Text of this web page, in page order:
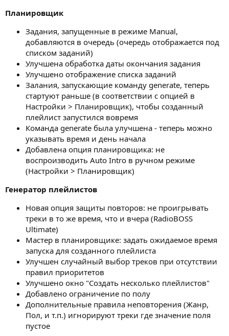
Планировщик
Задания, запущенные в режиме Manual,
добавляются в очередь (очередь отображается под
списком заданий)
Улучшена обработка даты окончания задания
Улучшено отображение списка заданий
Залания, запускающие команду generate, теперь
стартуют раньше (в соответствии с опцией в
Настройки > Планировщик), чтобы созданный
плейлист запустился вовремя
Команда generate была улучшена - теперь можно
указывать время и день начала
Добавлена опция планировщика: не
воспроизводить Auto Intro в ручном режиме
(Настройки > Планировщик)
Генератор плейлистов
Новая опция защиты повторов: не проигрывать
треки в то же время, что и вчера (RadioBOSS
Ultimate)
Мастер в планировщике: задать ожидаемое время
запуска для созданного плейлиста
Улучшен случайный выбор треков при отсутствии
правил приоритетов
Улучшено окно "Создать несколько плейлистов"
Добавлено ограничение по полу
Дополнительные правила неповторения (Жанр,
Пол, и т.п.) игнорируют треки где значение поля
пустое